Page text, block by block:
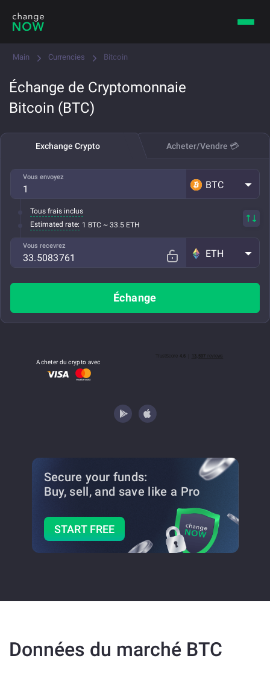
Main Currencies Bitcoin
Échange de Cryptomonnaie
Bitcoin (BTC)
Exchange Crypto Acheter/Vendre 💳
Vous envoyez
BTC
Tous frais inclus
Estimated rate: 1 BTC ~ 33.5 ETH
Vous recevrez
ETH
Échange
Acheter du crypto avec
Secure your funds:
Buy, sell, and save like a Pro
START FREE
Données du marché BTC